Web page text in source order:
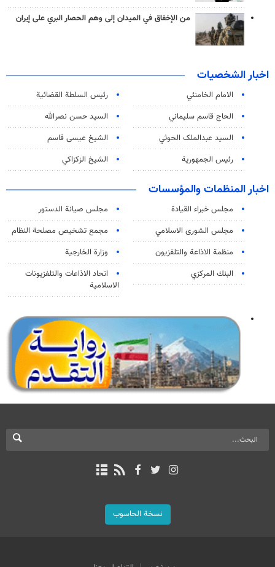
من الإخفاق في الميدان إلى وهم الحصار البري على إيران
اخبار الشخصيات
الامام الخامنئي
رئیس السلطة القضائیة
الحاج قاسم سليماني
السيد حسن نصرالله
السید عبدالملک الحوثي
الشيخ عيسى قاسم
رئيس الجمهورية
الشيخ الزكزاكي
اخبار المنظمات والمؤسسات
مجلس خبراء القيادة
مجلس صيانة الدستور
مجلس الشورى الاسلامي
مجمع تشخيص مصلحة النظام
منظمة الاذاعة والتلفزیون
وزارة الخارجية
البنك المركزي
اتحاد الاذاعات والتلفزيونات
الاسلامية
نسخة الحاسوب